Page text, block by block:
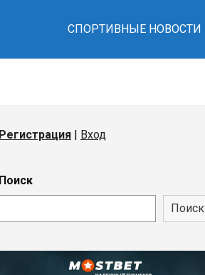
СПОРТИВНЫЕ НОВОСТИ
Регистрация | Вход
Поиск
Поиск